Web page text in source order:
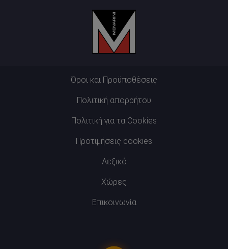
Όροι και Προϋποθέσεις
Πολιτική απορρήτου
Πολιτική για τα Cookies
Προτιμήσεις cookies
Λεξικό
Χώρες
Επικοινωνία